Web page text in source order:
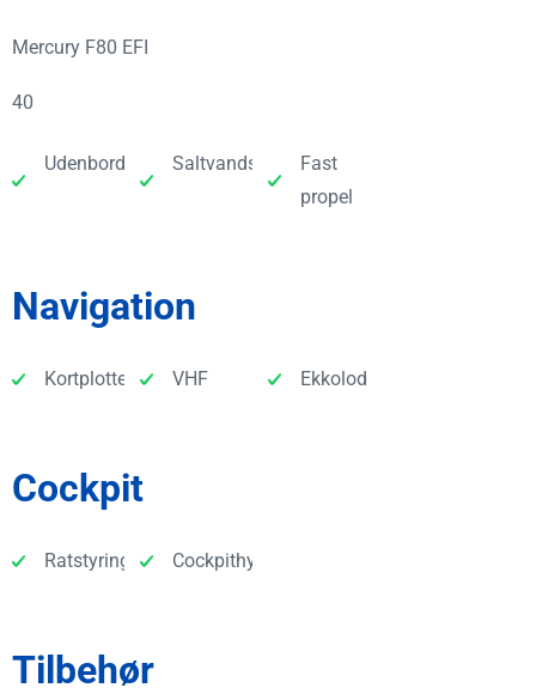
Mercury F80 EFI
40
UdenbordsmotorSaltvandskølet
Fast
propel
Navigation
Kortplotter VHF Ekkolod
Cockpit
Ratstyring Cockpithynder
Tilbehør